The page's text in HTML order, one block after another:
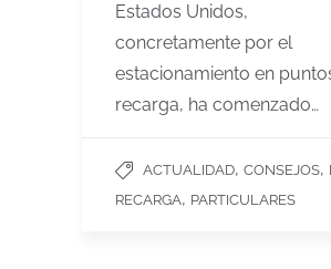
Estados Unidos,
concretamente por el
estacionamiento en
recarga, ha comenzado…
ACTUALIDAD, CONSEJOS,
RECARGA, PARTICULARES